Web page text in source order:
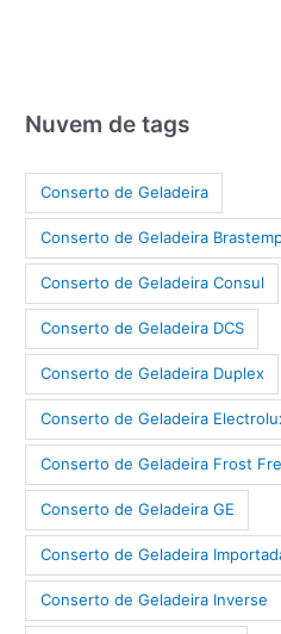
Nuvem de tags
Conserto de Geladeira
Conserto de Geladeira
Conserto de Geladeira Consul
Conserto de Geladeira DCS
Conserto de Geladeira Duplex
Conserto de Geladeira
Conserto de Geladeira Frost
Conserto de Geladeira GE
Conserto de Geladeira
Conserto de Geladeira Inverse